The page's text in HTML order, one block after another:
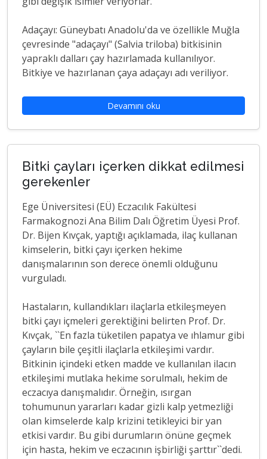
Adaçayı: Güneybatı Anadolu'da ve özellikle Muğla
çevresinde "adaçayı" (Salvia triloba) bitkisinin
yapraklı dalları çay hazırlamada kullanılıyor.
Bitkiye ve hazırlanan çaya adaçayı adı veriliyor.
Devamını oku
Bitki çayları içerken dikkat edilmesi
gerekenler
Ege Üniversitesi (EÜ) Eczacılık Fakültesi
Farmakognozi Ana Bilim Dalı Öğretim Üyesi Prof.
Dr. Bijen Kıvçak, yaptığı açıklamada, ilaç kullanan
kimselerin, bitki çayı içerken hekime
danışmalarının son derece önemli olduğunu
vurguladı.
Hastaların, kullandıkları ilaçlarla etkileşmeyen
bitki çayı içmeleri gerektiğini belirten Prof. Dr.
Kıvçak, ``En fazla tüketilen papatya ve ıhlamur gibi
çayların bile çeşitli ilaçlarla etkileşimi vardır.
Bitkinin içindeki etken madde ve kullanılan ilacın
etkileşimi mutlaka hekime sorulmalı, hekim de
eczacıya danışmalıdır. Örneğin, ısırgan
tohumunun yararları kadar gizli kalp yetmezliği
olan kimselerde kalp krizini tetikleyici bir yan
etkisi vardır. Bu gibi durumların önüne geçmek
için hasta, hekim ve eczacının işbirliği şarttır``dedi.